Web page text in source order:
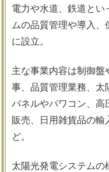
電力や水道、鉄道とい
ムの品質管理や導入
に設立。
主な事業内容は制御盤
事、品質管理業務、太
パネルやパワコン、高
販売、日用雑貨品の輸
ど。
太陽光発電システムの